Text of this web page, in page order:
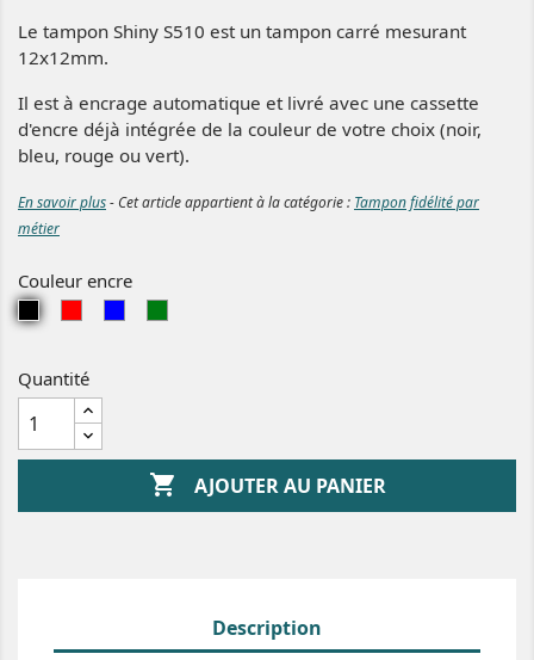
Le tampon Shiny S510 est un tampon carré mesurant
12x12mm.
Il est à encrage automatique et livré avec une cassette
d'encre déjà intégrée de la couleur de votre choix (noir,
bleu, rouge ou vert).
En savoir plus- Cet article appartient à la catégorie : Tampon fidélité par
métier
Couleur encre
r
g
e
Quantité
 AJOUTER AU PANIER
Description